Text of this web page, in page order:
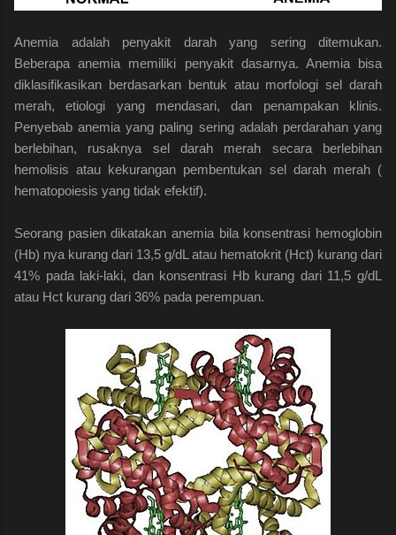
Anemia adalah penyakit darah yang sering ditemukan.
Beberapa anemia memiliki penyakit dasarnya. Anemia bisa
diklasifikasikan berdasarkan bentuk atau morfologi sel darah
merah, etiologi yang mendasari, dan penampakan klinis.
Penyebab anemia yang paling sering adalah perdarahan yang
berlebihan, rusaknya sel darah merah secara berlebihan
hemolisis atau kekurangan pembentukan sel darah merah (
hematopoiesis yang tidak efektif).
Seorang pasien dikatakan anemia bila konsentrasi hemoglobin
(Hb) nya kurang dari 13,5 g/dL atau hematokrit (Hct) kurang dari
41% pada laki-laki, dan konsentrasi Hb kurang dari 11,5 g/dL
atau Hct kurang dari 36% pada perempuan.